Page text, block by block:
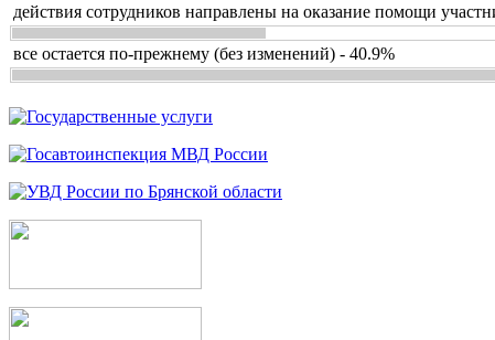
действия сотрудников направлены на оказание помощи
все остается по-прежнему (без изменений) - 40.9%